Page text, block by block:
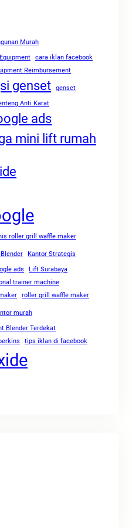
Murah
cara iklan facebook
Reimbursement
genset
genset
Anti Karat
ads
mini lift rumah
roller grill waffle maker
Kantor Strategis
ads
Lift Surabaya
trainer machine
roller grill waffle maker
murah
Blender Terdekat
tips iklan di facebook